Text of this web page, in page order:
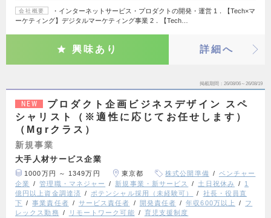
会社概要
・インターネットサービス・プロダクトの開発・運営 1．【Tech×マ
ーケティング】デジタルマーケティング事業 2．【Tech…
興味あり 詳細へ
掲載期間 26/08/06～26/08/19
NEW
プロダクト企画ビジネスデザイン スペ
シャリスト（※適性に応じてお任せします）
（Mgrクラス）
新規事業
大手人材サービス企業
1000万円 ～ 1349万円 東京都 株式公開準備
ベンチャー
企業
管理職・マネジャー 新規事業・新サービス 土日祝休み
1
億円以上資金調達済
ポテンシャル採用（未経験可）
社長・役員直
下
事業責任者 サービス責任者 開発責任者 年収600万以上
フ
レックス勤務
リモートワーク可能 育児支援制度